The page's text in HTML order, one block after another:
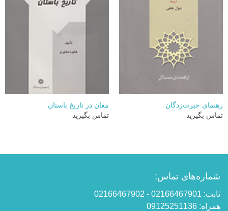
رهنمای حیرت‌زدگان
تماس بگیرید
مغان در تاریخ باستان
تماس بگیرید
شماره‌های تماس:
ثابت: 02166467901 - 02166467902
همراه: 09125251136